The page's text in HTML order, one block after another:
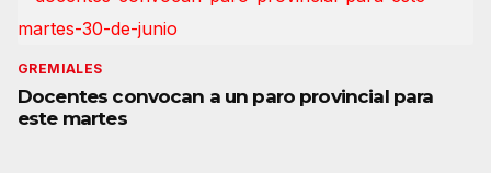
GREMIALES
Docentes convocan a un paro provincial para
este martes